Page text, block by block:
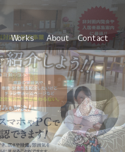
Works About Contact